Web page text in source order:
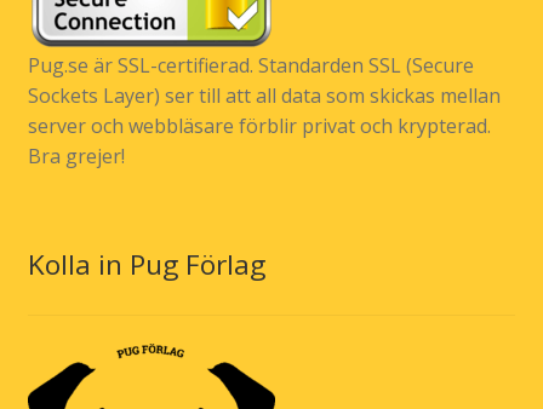
Pug.se är SSL-certifierad. Standarden SSL (Secure
Sockets Layer) ser till att all data som skickas mellan
server och webbläsare förblir privat och krypterad.
Bra grejer!
Kolla in Pug Förlag